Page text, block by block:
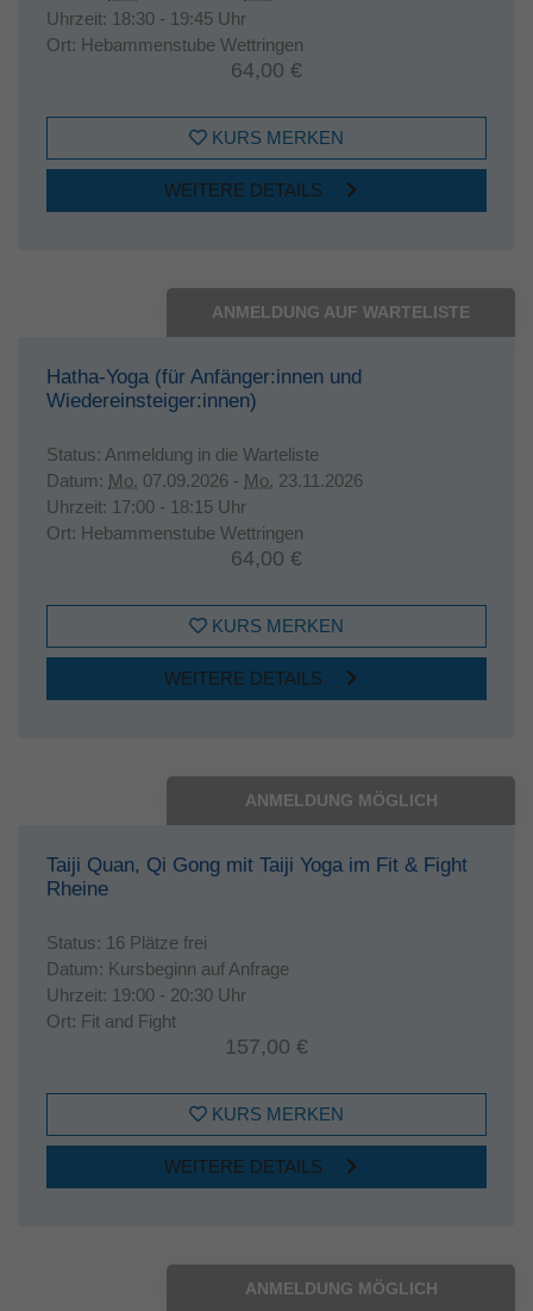
Uhrzeit: 18:30 - 19:45 Uhr
Ort: Hebammenstube Wettringen
64,00 €
KURS MERKEN
WEITERE DETAILS
ANMELDUNG AUF WARTELISTE
Hatha-Yoga (für Anfänger:innen und
Wiedereinsteiger:innen)
Status: Anmeldung in die Warteliste
Datum: Mo. 07.09.2026 - Mo. 23.11.2026
Uhrzeit: 17:00 - 18:15 Uhr
Ort: Hebammenstube Wettringen
64,00 €
KURS MERKEN
WEITERE DETAILS
ANMELDUNG MÖGLICH
Taiji Quan, Qi Gong mit Taiji Yoga im Fit & Fight
Rheine
Status: 16 Plätze frei
Datum: Kursbeginn auf Anfrage
Uhrzeit: 19:00 - 20:30 Uhr
Ort: Fit and Fight
157,00 €
KURS MERKEN
WEITERE DETAILS
ANMELDUNG MÖGLICH